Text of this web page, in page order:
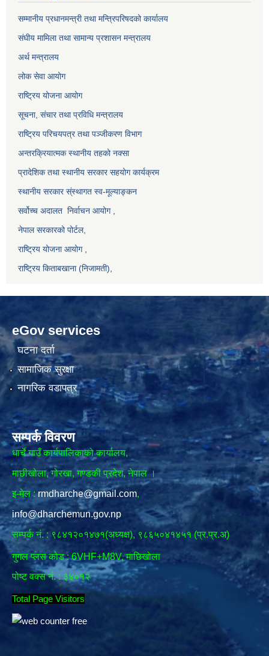
सम्मानीय प्रधानमन्त्री तथा मन्त्रिपरिषदको कार्यालय
संघीय मामिला तथा सामान्य प्रशासन मन्त्रालय
अर्थ मन्त्रालय
लोक सेवा आयोग
राष्ट्रिय योजना आयोग
सूचना, संचार तथा प्रविधि मन्त्रालय
राष्ट्रिय परिचयपत्र तथा पञ्जीकरण विभाग
अन्तरक्रियात्मक स्थानीय तहको नक्सा
प्रादेशिक तथा स्थानीय सरकार सहयोग कार्यक्रम
स्थानीय सरकार स्ंस्थागत स्व-मूल्याङ्कन
सर्वोच्च अदालत निर्वाचन आयोग,
नेपाल सरकारको पोर्टल,
राष्ट्रिय योजना आयोग,
राष्ट्रिय किताबखाना (निजामती)
eGov services
घटना दर्ता
सामाजिक सुरक्षा
नागरिक वडापत्र
सम्पर्क विवरण
धार्चे गाउँ कार्यपालिकाको कार्यालय,
माछीखोला, गोरखा, गण्डकी प्रदेश, नेपाल ।
इ-मेल : rmdharche@gmail.com,
info@dharchemun.gov.np
सम्पर्क नं. : ९८४१२०१४७१(अध्यक्ष), ९८६५०४१४५१ (प्र.प्र.अ)
गुगल प्लस कोड : 6VHF+M8V, माछिखोला
पोष्ट वक्स नं. : ३४०१२
Total Page Visitors